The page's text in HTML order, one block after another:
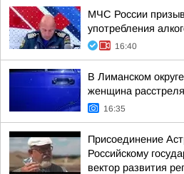
МЧС России
употребления
16:40
В Лиманском
женщина
16:35
Присоединение
Российскому
вектор развития